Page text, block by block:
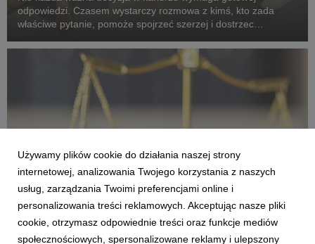
odpowiedzi. Czasem wystarczy rozmowa z kimś, kto zada
właściwe pytanie, pomoże spojrzeć szerzej i dostrzec
idei opiera się program mentoringowy „Liderzy dla ...
WARSZAWA
Używamy plików cookie do działania naszej strony
internetowej, analizowania Twojego korzystania z naszych
usług, zarządzania Twoimi preferencjami online i
personalizowania treści reklamowych. Akceptując nasze pliki
cookie, otrzymasz odpowiednie treści oraz funkcje mediów
społecznościowych, spersonalizowane reklamy i ulepszony